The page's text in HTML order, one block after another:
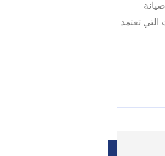
تعتمد